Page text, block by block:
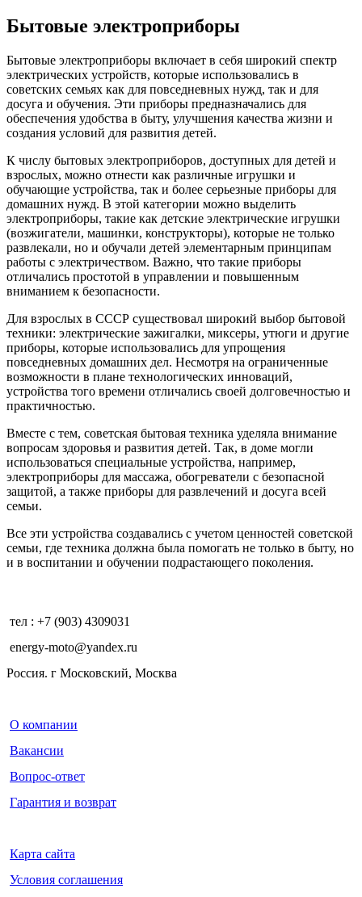
Бытовые электроприборы
Бытовые электроприборы включает в себя широкий спектр
электрических устройств, которые использовались в
советских семьях как для повседневных нужд, так и для
досуга и обучения. Эти приборы предназначались для
обеспечения удобства в быту, улучшения качества жизни и
создания условий для развития детей.
К числу бытовых электроприборов, доступных для детей и
взрослых, можно отнести как различные игрушки и
обучающие устройства, так и более серьезные приборы для
домашних нужд. В этой категории можно выделить
электроприборы, такие как детские электрические игрушки
(возжигатели, машинки, конструкторы), которые не только
развлекали, но и обучали детей элементарным принципам
работы с электричеством. Важно, что такие приборы
отличались простотой в управлении и повышенным
вниманием к безопасности.
Для взрослых в СССР существовал широкий выбор бытовой
техники: электрические зажигалки, миксеры, утюги и другие
приборы, которые использовались для упрощения
повседневных домашних дел. Несмотря на ограниченные
возможности в плане технологических инноваций,
устройства того времени отличались своей долговечностью и
практичностью.
Вместе с тем, советская бытовая техника уделяла внимание
вопросам здоровья и развития детей. Так, в доме могли
использоваться специальные устройства, например,
электроприборы для массажа, обогреватели с безопасной
защитой, а также приборы для развлечений и досуга всей
семьи.
Все эти устройства создавались с учетом ценностей советской
семьи, где техника должна была помогать не только в быту, но
и в воспитании и обучении подрастающего поколения.
тел : +7 (903) 4309031
energy-moto@yandex.ru
Россия. г Московский, Москва
О компании
Вакансии
Вопрос-ответ
Гарантия и возврат
Карта сайта
Условия соглашения